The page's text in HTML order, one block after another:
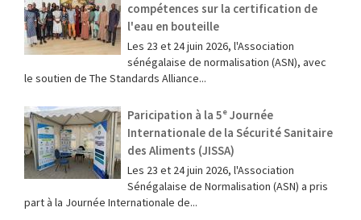
compétences sur la certification de
l'eau en bouteille
Les 23 et 24 juin 2026, l'Association
sénégalaise de normalisation (ASN), avec
le soutien de The Standards Alliance...
Paricipation à la 5ᵉ Journée
Internationale de la Sécurité Sanitaire
des Aliments (JISSA)
‎Les 23 et 24 juin 2026, l'Association
Sénégalaise de Normalisation (ASN) a pris
part à la Journée Internationale de...